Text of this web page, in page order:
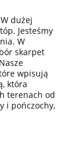
dużej
Jesteśmy
W
skarpet
wpisują
która
terenach od
i pończochy,